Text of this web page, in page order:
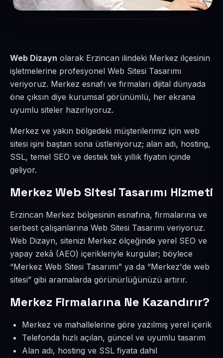
Web Dizayn olarak Erzincan ilindeki Merkez ilçesinin
işletmelerine profesyonel Web Sitesi Tasarımı
veriyoruz. Merkez esnafı ve firmaları dijital dünyada
öne çıksın diye kurumsal görünümlü, her ekrana
uyumlu siteler hazırlıyoruz.
Merkez ve yakın bölgedeki müşterilerimiz için web
sitesi işini baştan sona üstleniyoruz; alan adı, hosting,
SSL, temel SEO ve destek tek yıllık fiyatın içinde
geliyor.
Merkez Web Sitesi Tasarımı Hizmeti
Erzincan Merkez bölgesinin esnafına, firmalarına ve
serbest çalışanlarına Web Sitesi Tasarımı veriyoruz.
Web Dizayn, sitenizi Merkez ölçeğinde yerel SEO ve
yapay zekâ (AEO) içerikleriyle kurgular; böylece
“Merkez Web Sitesi Tasarımı” ya da “Merkez'de web
sitesi” gibi aramalarda görünürlüğünüzü artırır.
Merkez Firmalarına Ne Kazandırır?
Merkez ve mahallelerine göre yazılmış yerel içerik
Telefonda hızlı açılan, güncel ve uyumlu tasarım
Alan adı, hosting ve SSL fiyata dahil